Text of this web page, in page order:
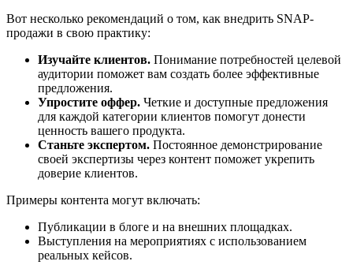
Вот несколько рекомендаций о том, как внедрить SNAP-
продажи в свою практику:
Изучайте клиентов. Понимание потребностей целевой
аудитории поможет вам создать более эффективные
предложения.
Упростите оффер. Четкие и доступные предложения
для каждой категории клиентов помогут донести
ценность вашего продукта.
Станьте экспертом. Постоянное демонстрирование
своей экспертизы через контент поможет укрепить
доверие клиентов.
Примеры контента могут включать:
Публикации в блоге и на внешних площадках.
Выступления на мероприятиях с использованием
реальных кейсов.